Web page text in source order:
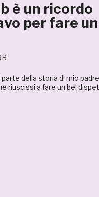
è un ricordo
per fare un
della storia di mio
riuscissi a fare un bel